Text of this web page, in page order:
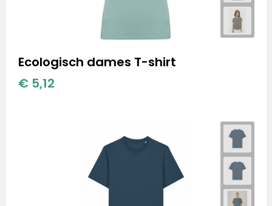
Ecologisch dames T-shirt
€ 5,12